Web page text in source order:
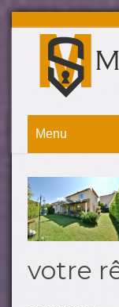
Menu
votre